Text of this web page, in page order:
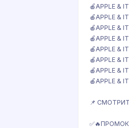
🍎APPLE &
🍎APPLE &
🍎APPLE &
🍎APPLE &
🍎APPLE &
🍎APPLE &
🍎APPLE &
🍎APPLE &
📌